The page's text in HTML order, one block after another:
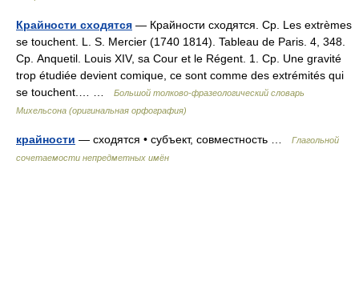
Крайности сходятся — Крайности сходятся. Ср. Les extrèmes
se touchent. L. S. Mercier (1740 1814). Tableau de Paris. 4, 348.
Ср. Anquetil. Louis XIV, sa Cour et le Régent. 1. Ср. Une gravité
trop étudiée devient comique, ce sont comme des extrémités qui
se touchent.… …
Большой толково-фразеологический словарь
Михельсона (оригинальная орфография)
крайности — сходятся • субъект, совместность …
Глагольной
сочетаемости непредметных имён